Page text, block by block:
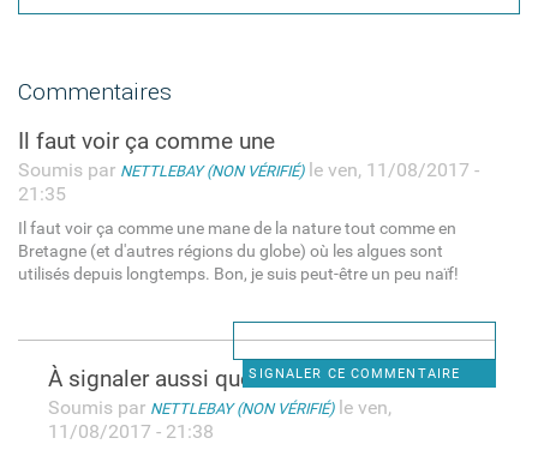
Commentaires
Il faut voir ça comme une
Soumis par NETTLEBAY (NON VÉRIFIÉ)le ven, 11/08/2017 -
21:35
Il faut voir ça comme une mane de la nature tout comme en
Bretagne (et d'autres régions du globe) où les algues sont
utilisés depuis longtemps. Bon, je suis peut-être un peu naïf!
SIGNALER CE COMMENTAIRE
À signaler aussi que les
Soumis par NETTLEBAY (NON VÉRIFIÉ)le ven,
11/08/2017 - 21:38